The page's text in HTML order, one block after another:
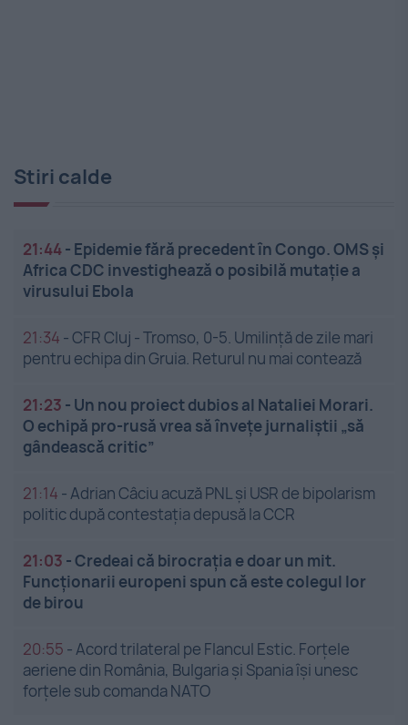
Stiri calde
21:44- Epidemie fără precedent în Congo. OMS și
Africa CDC investighează o posibilă mutație a
virusului Ebola
21:34 -CFR Cluj - Tromso, 0-5. Umilință de zile mari
pentru echipa din Gruia. Returul nu mai contează
21:23 - Un nou proiect dubios al Nataliei Morari.
O echipă pro-rusă vrea să înveţe jurnaliştii „să
gândească critic”
21:14 -Adrian Câciu acuză PNL și USR de bipolarism
politic după contestația depusă la CCR
21:03 -Credeai că birocrația e doar un mit.
Funcționarii europeni spun că este colegul lor
de birou
20:55 -Acord trilateral pe Flancul Estic. Forțele
aeriene din România, Bulgaria și Spania își unesc
forțele sub comanda NATO